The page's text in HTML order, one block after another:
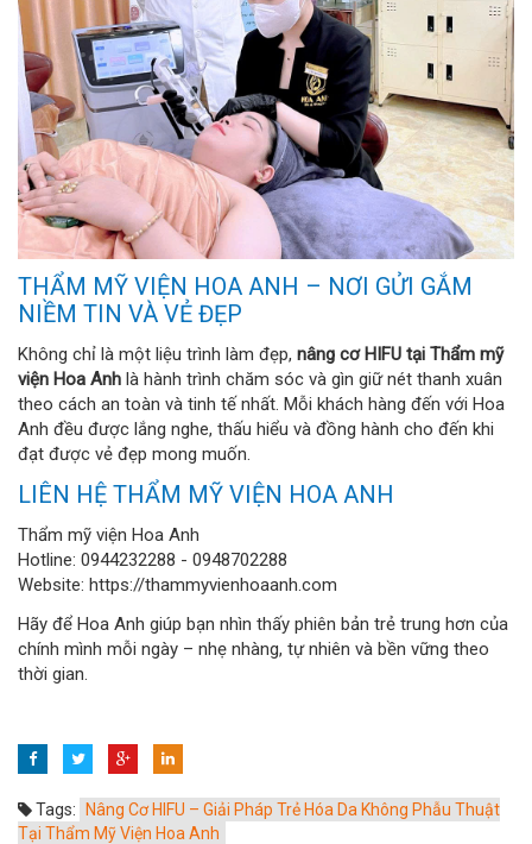
THẨM MỸ VIỆN HOA ANH – NƠI GỬI GẮM
NIỀM TIN VÀ VẺ ĐẸP
Không chỉ là một liệu trình làm đẹp, nâng cơ HIFU tại Thẩm mỹ
viện Hoa Anh là hành trình chăm sóc và gìn giữ nét thanh xuân
theo cách an toàn và tinh tế nhất. Mỗi khách hàng đến với Hoa
Anh đều được lắng nghe, thấu hiểu và đồng hành cho đến khi
đạt được vẻ đẹp mong muốn.
LIÊN HỆ THẨM MỸ VIỆN HOA ANH
Thẩm mỹ viện Hoa Anh
Hotline: 0944232288 - 0948702288
Website: https://thammyvienhoaanh.com
Hãy để Hoa Anh giúp bạn nhìn thấy phiên bản trẻ trung hơn của
chính mình mỗi ngày – nhẹ nhàng, tự nhiên và bền vững theo
thời gian.
Tags:
Nâng Cơ HIFU – Giải Pháp Trẻ Hóa Da Không Phẫu Thuật
Tại Thẩm Mỹ Viện Hoa Anh